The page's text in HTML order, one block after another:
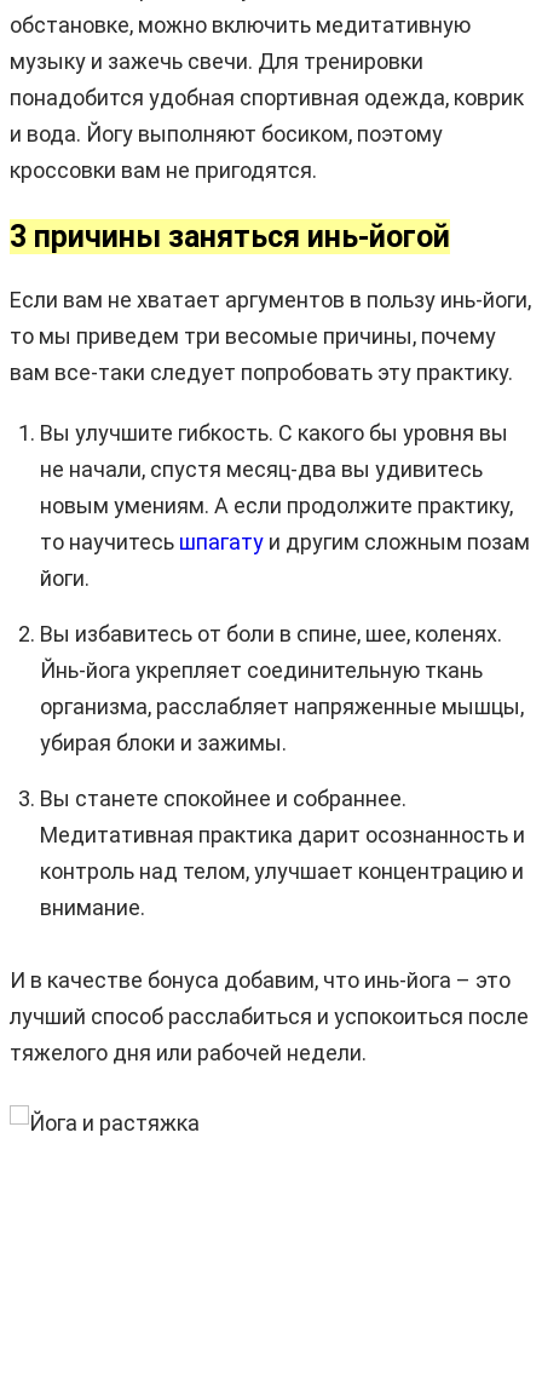
обстановке, можно включить медитативную
музыку и зажечь свечи. Для тренировки
понадобится удобная спортивная одежда, коврик
и вода. Йогу выполняют босиком, поэтому
кроссовки вам не пригодятся.
3 причины заняться инь-йогой
Если вам не хватает аргументов в пользу инь-йоги,
то мы приведем три весомые причины, почему
вам все-таки следует попробовать эту практику.
Вы улучшите гибкость. С какого бы уровня вы
не начали, спустя месяц-два вы удивитесь
новым умениям. А если продолжите практику,
то научитесь шпагату и другим сложным позам
йоги.
Вы избавитесь от боли в спине, шее, коленях.
Йнь-йога укрепляет соединительную ткань
организма, расслабляет напряженные мышцы,
убирая блоки и зажимы.
Вы станете спокойнее и собраннее.
Медитативная практика дарит осознанность и
контроль над телом, улучшает концентрацию и
внимание.
И в качестве бонуса добавим, что инь-йога – это
лучший способ расслабиться и успокоиться после
тяжелого дня или рабочей недели.